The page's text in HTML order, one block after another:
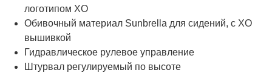
логотипом XO
Обивочный материал Sunbrella для сидений, с XO
вышивкой
Гидравлическое рулевое управление
Штурвал регулируемый по высоте